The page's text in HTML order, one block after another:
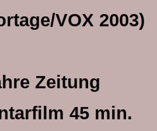
VOX 2003)
Zeitung
45 min.